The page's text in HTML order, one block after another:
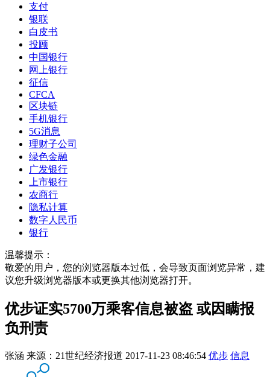
支付
银联
白皮书
投顾
中国银行
网上银行
征信
CFCA
区块链
手机银行
5G消息
理财子公司
绿色金融
广发银行
上市银行
农商行
隐私计算
数字人民币
银行
温馨提示：
敬爱的用户，您的浏览器版本过低，会导致页面浏览异常，建
议您升级浏览器版本或更换其他浏览器打开。
优步证实5700万乘客信息被盗 或因瞒报
负刑责
张涵 来源： 21世纪经济报道 2017-11-23 08:46:54 优步 信息